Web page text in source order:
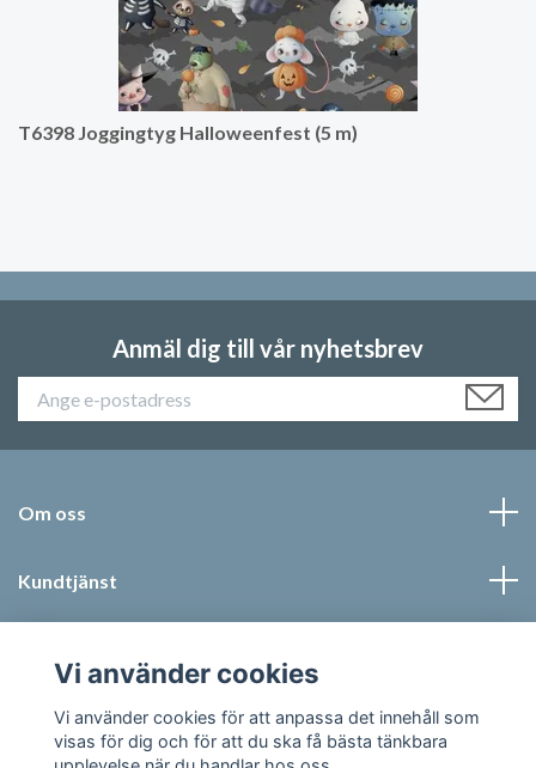
T6398 Joggingtyg Halloweenfest (5 m)
Anmäl dig till vår nyhetsbrev
Om oss
Kundtjänst
Sociala medier
Vi använder cookies
Vi använder cookies för att anpassa det innehåll som
visas för dig och för att du ska få bästa tänkbara